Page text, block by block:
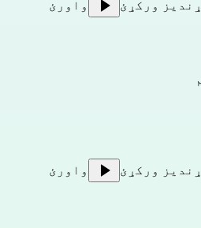
ورکړئ واورئ
ورکړئ واورئ